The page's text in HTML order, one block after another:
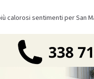
calorosi sentimenti per San